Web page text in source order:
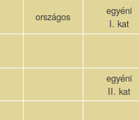
országos
egyéni
I. kat
egyéni
II. kat